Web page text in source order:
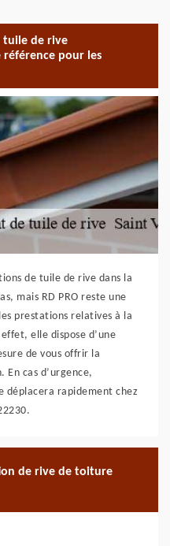
tuile de rive
référence pour les
de tuile de rive dans la
mais RD PRO reste une
prestations relatives à la
elle dispose d’une
de vous offrir la
En cas d’urgence,
déplacera rapidement chez
de rive de toiture